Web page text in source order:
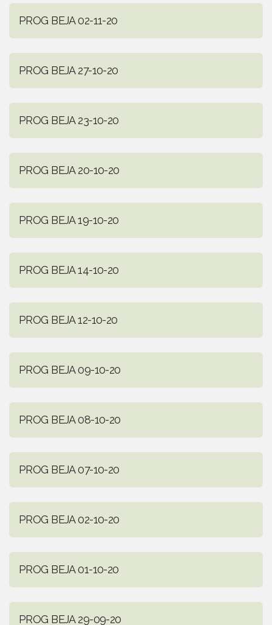
PROG BEJA 02-11-20
PROG BEJA 27-10-20
PROG BEJA 23-10-20
PROG BEJA 20-10-20
PROG BEJA 19-10-20
PROG BEJA 14-10-20
PROG BEJA 12-10-20
PROG BEJA 09-10-20
PROG BEJA 08-10-20
PROG BEJA 07-10-20
PROG BEJA 02-10-20
PROG BEJA 01-10-20
PROG BEJA 29-09-20